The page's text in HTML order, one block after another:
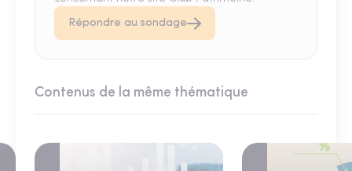
Répondre au sondage
Contenus de la même thématique